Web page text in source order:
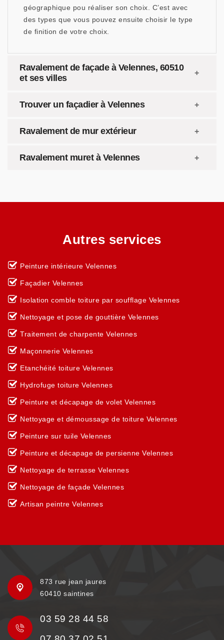
géographique pou réaliser son choix. C’est avec
des types que vous pouvez ensuite choisir le type
de finition de votre choix.
Ravalement de façade à Velennes, 60510
et ses villes
Trouver un façadier à Velennes
Ravalement de mur extérieur
Ravalement muret à Velennes
Autres services
Peinture intérieure Velennes
Façadier Velennes
Isolation comble toiture par soufflage Velennes
Nettoyage et pose de gouttière Velennes
Traitement de charpente Velennes
Maçonnerie Velennes
Etanchéité toiture Velennes
Hydrofuge toiture Velennes
Peinture et décapage de volet Velennes
Nettoyage et démoussage de toiture Velennes
Peinture sur tuile Velennes
Peinture et décapage de persienne Velennes
Nettoyage de terrasse Velennes
Nettoyage de façade Velennes
Artisan peintre Velennes
873 rue jean jaures
60410 saintines
03 59 28 44 58